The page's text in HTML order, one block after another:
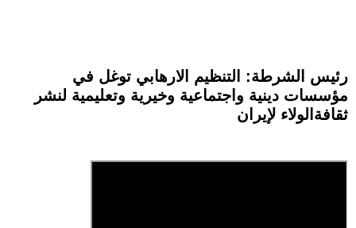
رئيس الشرطة: التنظيم الارهابي توغل في
مؤسسات دينية واجتماعية وخيرية وتعليمية لنشر
ثقافةالولاء لإيران